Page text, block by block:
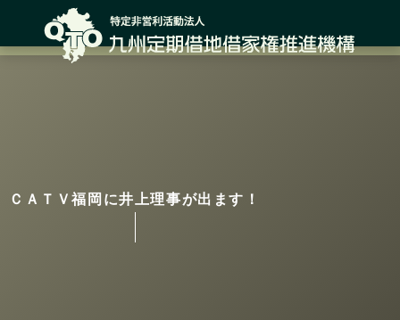
ＣＡＴＶ福岡に井上理事が出ます！